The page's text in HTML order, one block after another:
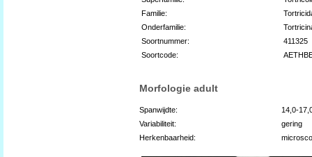
Familie:
Onderfamilie:
Soortnummer:
411325
Soortcode:
Morfologie adult
Spanwijdte:
14,0-
Variabiliteit:
gering
Herkenbaarheid: